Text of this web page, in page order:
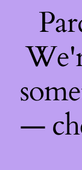
—